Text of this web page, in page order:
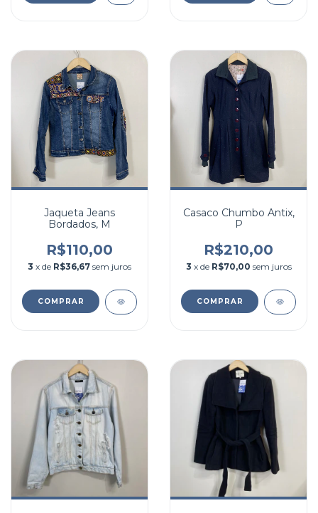
Jaqueta Jeans
Bordados, M
R$110,00
3 x de R$36,67 sem juros
COMPRAR
Casaco Chumbo Antix,
P
R$210,00
3 x de R$70,00 sem juros
COMPRAR